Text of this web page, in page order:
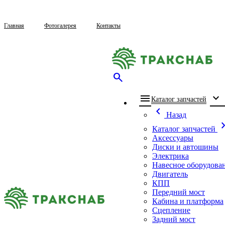
Главная Фотогалерея Контакты
search
menu Каталог запчастей expand_more
chevron_left
Назад
Каталог запчастей
chevron_right
Аксессуары
Диски и автошины
Электрика
Навесное
Двигатель
КПП
Передний мост
Кабина и платформа
Сцепление
Задний мост